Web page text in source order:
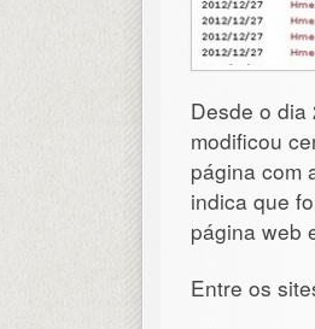
Desde o dia
modificou
página com
indica que
página web
Entre os